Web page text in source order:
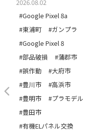
2026.08.02
#Google Pixel 8a
#東浦町
#ガンプラ
#Google Pixel 8
#部品破損
#蒲郡市
#誤作動
#大府市
#豊川市
#高浜市
#豊明市
#プラモデル
#豊田市
#有機ELパネル交換